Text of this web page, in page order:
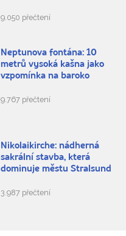
9.050 přečtení
Neptunova fontána: 10
metrů vysoká kašna jako
vzpomínka na baroko
9.767 přečtení
Nikolaikirche: nádherná
sakrální stavba, která
dominuje městu Stralsund
3.987 přečtení